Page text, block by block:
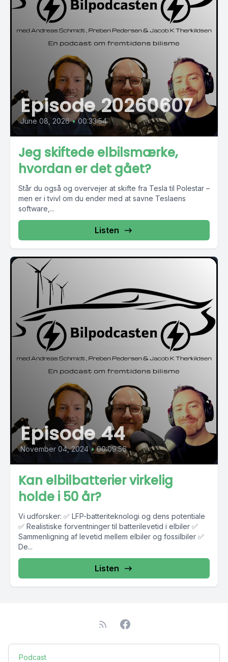
Episode 20260607
June 08, 2026 • 00:33:54
Jeg skiftede elbilsmærke,
hvordan er det gået?
Står du også og overvejer at skifte fra Tesla til Polestar –
men er i tvivl om du ender med at savne Teslaens
software,...
Listen
Episode 44
November 04, 2024 • 00:09:56
Kan elbilbatterier virkelig
holde i 50 år?
Vi udforsker: ✅ LFP-batteriteknologi og dens potentiale
✅ Realistiske forventninger til batterilevetid i elbiler ✅
Sammenligning af levetid mellem elbiler og fossilbiler ✅
De...
Listen
Podcast